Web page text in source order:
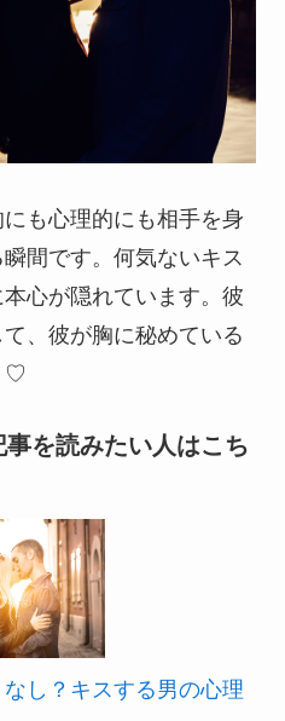
も心理的にも相手を身
間です。 何気ないキス
心が隠れています。 彼
、彼が胸に秘めている
♡
を読みたい人はこち
し？キスする男の心理